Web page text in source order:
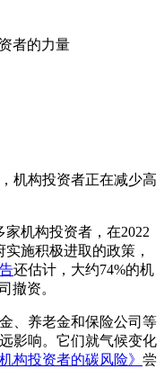
者的力量
机构投资者正在减少高
机构投资者，在2022
施积极进取的政策，
还估计，大约74%的机
撤资。
、养老金和保险公司等
影响。它们就气候变化
机构投资者的碳风险》 尝